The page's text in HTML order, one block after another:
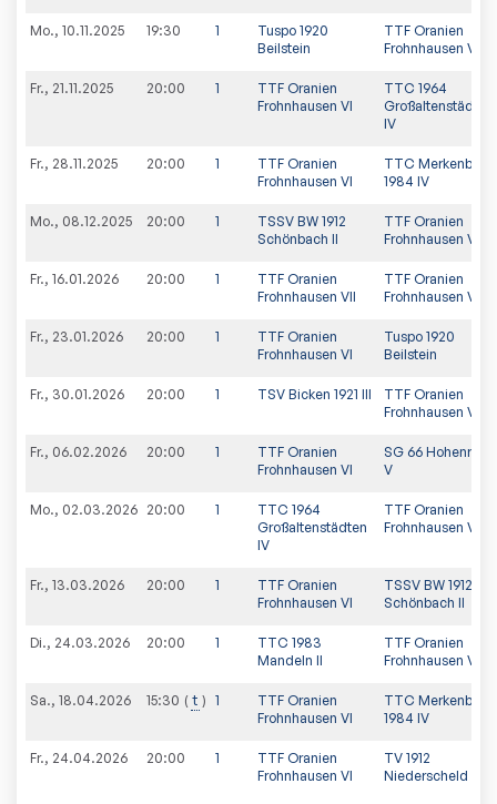
Mo., 10.11.2025 19:30 1
Tuspo 1920
Beilstein
TTF Oranien
Frohnhausen VI
Fr., 21.11.2025 20:00 1
TTF Oranien
Frohnhausen VI
TTC 1964
Großaltenstädten
IV
Fr., 28.11.2025 20:00 1
TTF Oranien
Frohnhausen VI
TTC Merkenbach
1984 IV
Mo., 08.12.2025 20:00 1
TSSV BW 1912
Schönbach II
TTF Oranien
Frohnhausen VI
Fr., 16.01.2026 20:00 1
TTF Oranien
Frohnhausen VII
TTF Oranien
Frohnhausen VI
Fr., 23.01.2026 20:00 1
TTF Oranien
Frohnhausen VI
Tuspo 1920
Beilstein
Fr., 30.01.2026 20:00 1 TSV Bicken 1921 III
TTF Oranien
Frohnhausen VI
Fr., 06.02.2026 20:00 1
TTF Oranien
Frohnhausen VI
SG 66 Hohenroth
V
Mo., 02.03.2026 20:00 1
TTC 1964
Großaltenstädten
IV
TTF Oranien
Frohnhausen VI
Fr., 13.03.2026 20:00 1
TTF Oranien
Frohnhausen VI
TSSV BW 1912
Schönbach II
Di., 24.03.2026 20:00 1
TTC 1983
Mandeln II
TTF Oranien
Frohnhausen VI
Sa., 18.04.2026 15:30 t 1
TTF Oranien
Frohnhausen VI
TTC Merkenbach
1984 IV
Fr., 24.04.2026 20:00 1
TTF Oranien
Frohnhausen VI
TV 1912
Niederscheld II